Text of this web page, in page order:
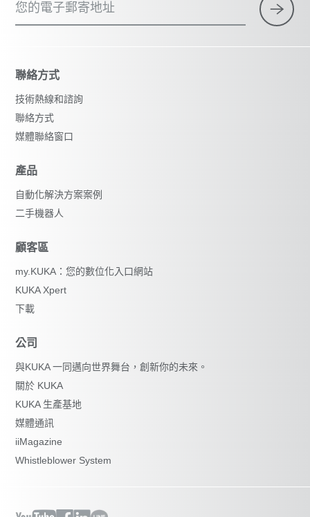
您的電子郵寄地址
聯絡方式
技術熱線和諮詢
聯絡方式
媒體聯絡窗口
產品
自動化解決方案案例
二手機器人
顧客區
my.KUKA：您的數位化入口網站
KUKA Xpert
下載
公司
與KUKA 一同邁向世界舞台，創新你的未來。
關於 KUKA
KUKA 生產基地
媒體通訊
iiMagazine
Whistleblower System